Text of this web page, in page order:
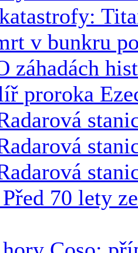
v bunkru
záhadách
proroka
70 lety